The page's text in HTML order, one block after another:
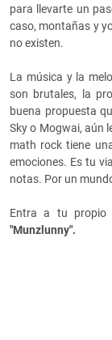
para llevarte un
caso, montañas y
no existen.
La música y la
son brutales, la
buena propuesta
Sky o Mogwai, aún
math rock tiene
emociones. Es tu
notas. Por un
Entra a tu
"Munzlunny".